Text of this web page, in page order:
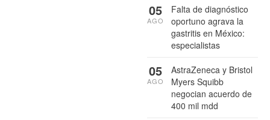
Falta de diagnóstico
oportuno agrava la
gastritis en México:
especialistas
05
AGO
AstraZeneca y Bristol
Myers Squibb
negocian acuerdo de
400 mil mdd
05
AGO